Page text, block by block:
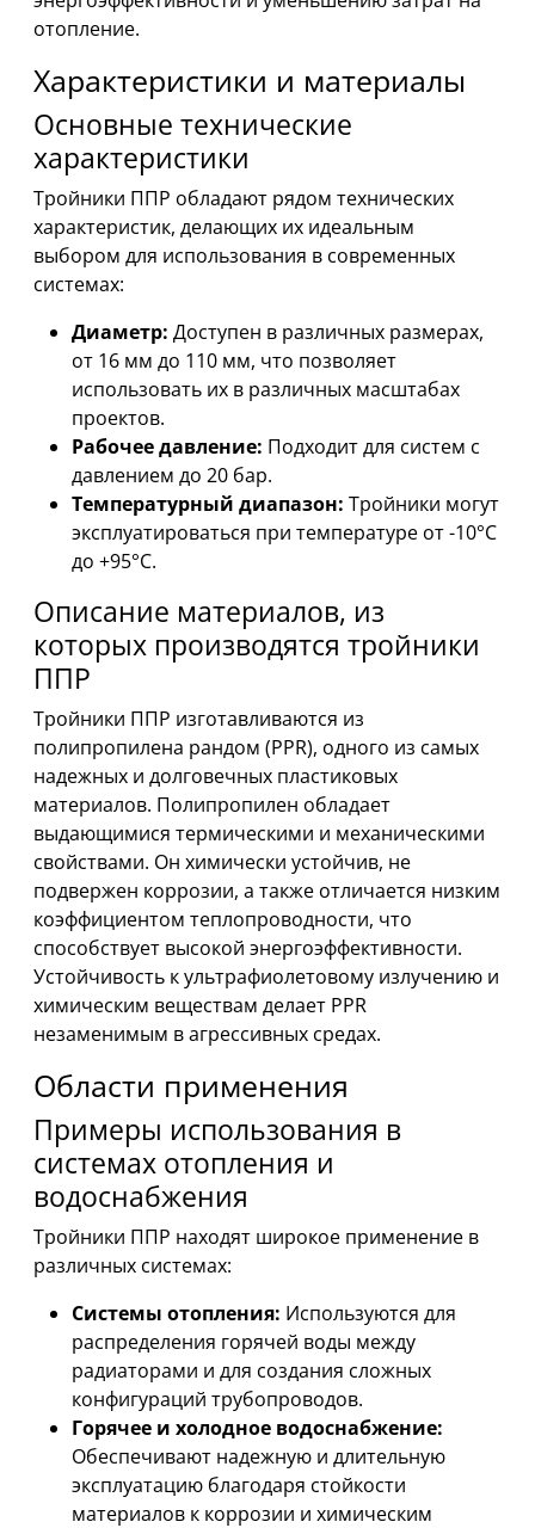
отопление.
Характеристики и материалы
Основные технические
характеристики
Тройники ППР обладают рядом технических
характеристик, делающих их идеальным
выбором для использования в современных
системах:
Диаметр: Доступен в различных размерах,
от 16 мм до 110 мм, что позволяет
использовать их в различных масштабах
проектов.
Рабочее давление: Подходит для систем с
давлением до 20 бар.
Температурный диапазон: Тройники могут
эксплуатироваться при температуре от -10°C
до +95°C.
Описание материалов, из
которых производятся тройники
ППР
Тройники ППР изготавливаются из
полипропилена рандом (PPR), одного из самых
надежных и долговечных пластиковых
материалов. Полипропилен обладает
выдающимися термическими и механическими
свойствами. Он химически устойчив, не
подвержен коррозии, а также отличается низким
коэффициентом теплопроводности, что
способствует высокой энергоэффективности.
Устойчивость к ультрафиолетовому излучению и
химическим веществам делает PPR
незаменимым в агрессивных средах.
Области применения
Примеры использования в
системах отопления и
водоснабжения
Тройники ППР находят широкое применение в
различных системах:
Системы отопления: Используются для
распределения горячей воды между
радиаторами и для создания сложных
конфигураций трубопроводов.
Горячее и холодное водоснабжение:
Обеспечивают надежную и длительную
эксплуатацию благодаря стойкости
материалов к коррозии и химическим